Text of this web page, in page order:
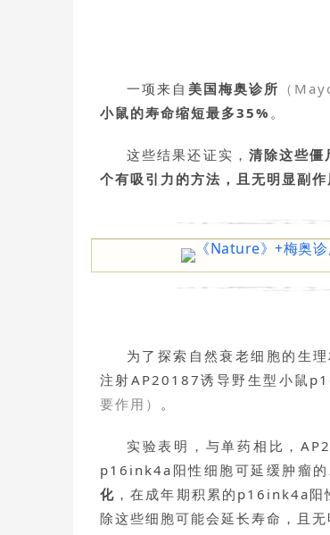
一项来自 美国梅奥诊所 （
小鼠的寿命缩短最多35% 。
这些结果还证实， 清除这些僵
个有吸引力的方法，且无明显副作
为了探索自然衰老细胞的生
注射AP20187诱导野生型小鼠
要作用） 。
实验表明，与单药相比，
p16ink4a阳性细胞可延缓肿瘤的
化 ，在成年期积累的p16ink4a阳
除这些细胞可能会延长寿命，且无